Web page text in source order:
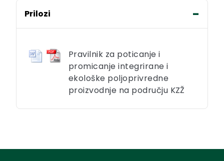
Prilozi
Pravilnik za poticanje i
promicanje integrirane i
ekološke poljoprivredne
proizvodnje na području KZŽ